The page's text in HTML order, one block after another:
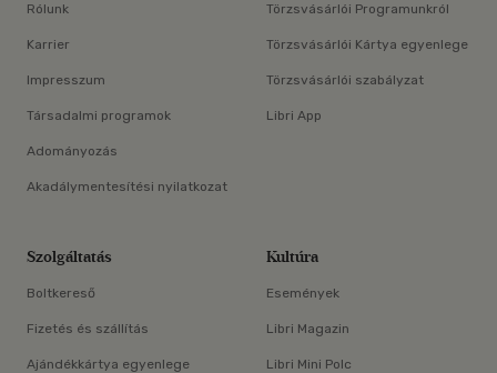
Rólunk
Karrier
Impresszum
Társadalmi programok
Adományozás
Akadálymentesítési nyilatkozat
Törzsvásárlói Programunkról
Törzsvásárlói Kártya egyenlege
Törzsvásárlói szabályzat
Libri App
Szolgáltatás
Boltkereső
Fizetés és szállítás
Ajándékkártya egyenlege
Kultúra
Események
Libri Magazin
Libri Mini Polc